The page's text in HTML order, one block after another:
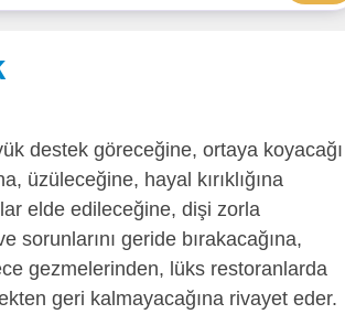
destek göreceğine, ortaya koyacağı
üzüleceğine, hayal kırıklığına
elde edileceğine, dişi zorla
sorunlarını geride bırakacağına,
gezmelerinden, lüks restoranlarda
geri kalmayacağına rivayet eder.